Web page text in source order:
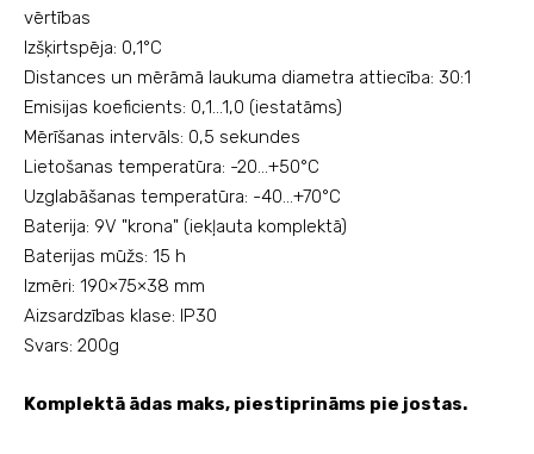
vērtības
Izšķirtspēja: 0,1°C
Distances un mērāmā laukuma diametra attiecība: 30:1
Emisijas koeficients: 0,1...1,0 (iestatāms)
Mērīšanas intervāls: 0,5 sekundes
Lietošanas temperatūra: -20...+50°C
Uzglabāšanas temperatūra: -40...+70°C
Baterija: 9V "krona" (iekļauta komplektā)
Baterijas mūžs: 15 h
Izmēri: 190×75×38 mm
Aizsardzības klase: IP30
Svars: 200g
Komplektā ādas maks, piestiprināms pie jostas.